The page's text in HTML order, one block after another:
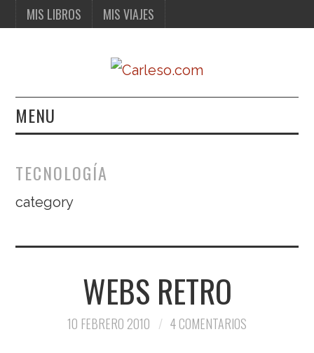
MIS LIBROS MIS VIAJES
MENU
MIS VIAJES
TECNOLOGÍA
category
WEBS RETRO
10 FEBRERO 2010 4 COMENTARIOS